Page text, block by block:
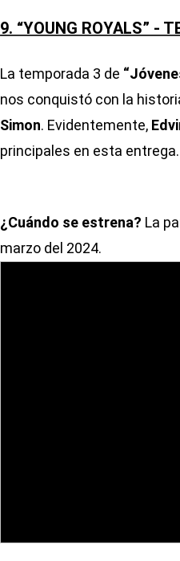
9. “YOUNG ROYALS” -
La temporada 3 de
nos conquistó con la
Simon. Evidentemente,
principales en esta entrega.
¿Cuándo se estrena? La
marzo del 2024.